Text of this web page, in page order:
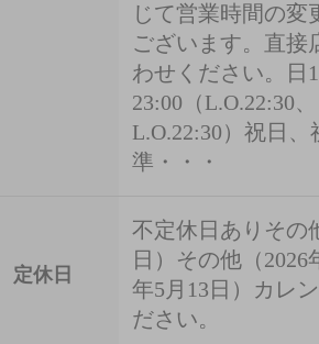
じて営業時間の変
ございます。直接
わせください。日
23:00（L.O.22:30
L.O.22:30）祝日
準・・・
定休日
不定休日ありその
日）その他（2026
年5月13日）カレ
ださい。